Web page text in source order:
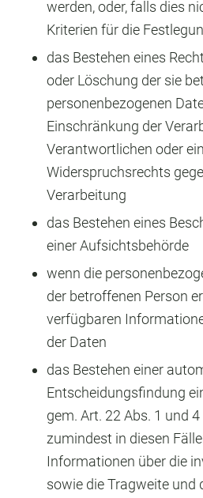
werden, oder, falls dies
Kriterien für die
das Bestehen eines
oder Löschung der sie
personenbezogenen
Einschränkung der
Verantwortlichen oder
Widerspruchsrechts
Verarbeitung
das Bestehen eines
einer Aufsichtsbehörde
wenn die
der betroffenen Person
verfügbaren
der Daten
das Bestehen einer
Entscheidungsfindung
gem. Art. 22 Abs. 1 und
zumindest in diesen
Informationen über die
sowie die Tragweite und